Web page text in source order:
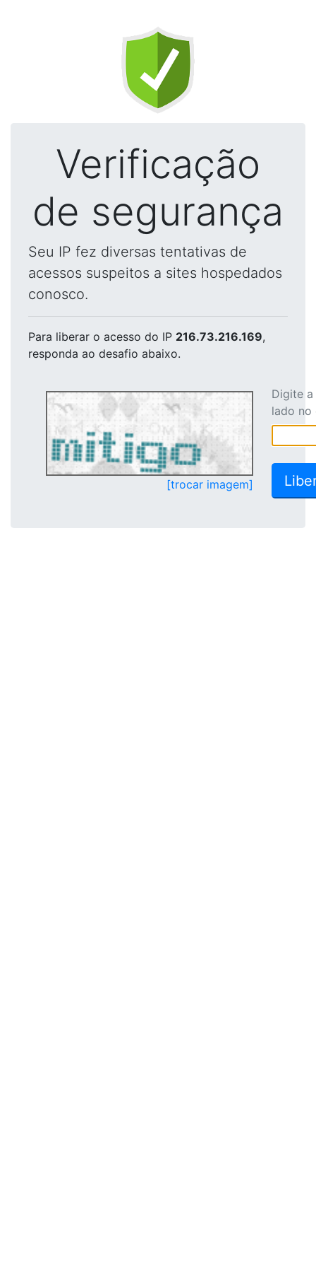
Verificação
de segurança
Seu IP fez diversas tentativas de
acessos suspeitos a sites hospedados
conosco.
Para liberar o acesso do IP 216.73.216.169,
responda ao desafio abaixo.
[trocar imagem]
Digite
lado no